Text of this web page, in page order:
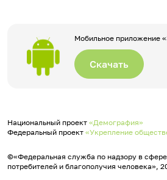
Мобильное приложение
Скачать
Национальный проект «Демография»
Федеральный проект «Укрепление
©«Федеральная служба по надзору в
потребителей и благополучия человека»,